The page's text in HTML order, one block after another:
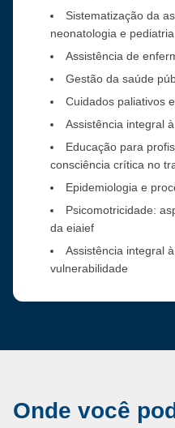
Sistematização da
neonatologia e pediatria
Assistência de
Gestão da saúde
Cuidados paliativos
Assistência integral
Educação para
consciência crítica no
Epidemiologia e
Psicomotricidade:
da eiaief
Assistência integral
vulnerabilidade
Onde você